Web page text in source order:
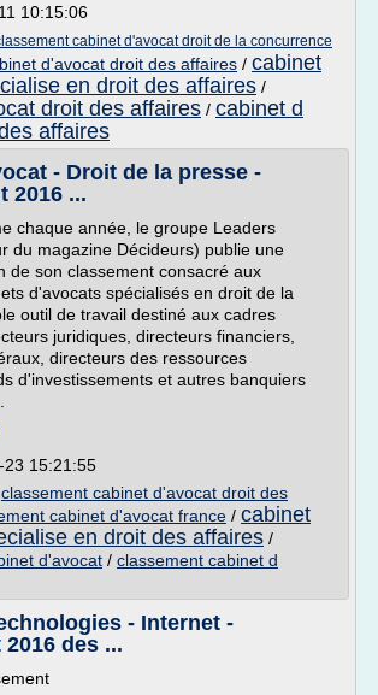
10:15:06
cabinet d'avocat droit de la concurrence
d'avocat droit des affaires / cabinet
en droit des affaires /
droit des affaires / cabinet d
affaires
- Droit de la presse -
2016 ...
chaque année, le groupe Leaders
du magazine Décideurs) publie une
de son classement consacré aux
d'avocats spécialisés en droit de la
outil de travail destiné aux cadres
juridiques, directeurs financiers,
directeurs des ressources
d'investissements et autres banquiers
23 15:21:55
classement cabinet d'avocat droit des
cabinet d'avocat france / cabinet
en droit des affaires /
d'avocat / classement cabinet d
- Internet -
des ...